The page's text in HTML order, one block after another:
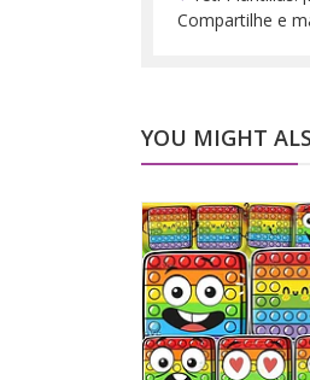
Compartilhe e
YOU MIGHT